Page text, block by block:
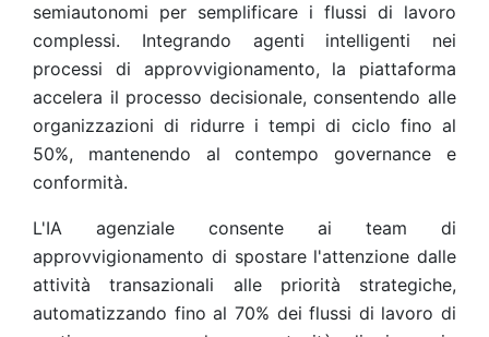
semiautonomi per semplificare i flussi di lavoro
complessi. Integrando agenti intelligenti nei
processi di approvvigionamento, la piattaforma
accelera il processo decisionale, consentendo alle
organizzazioni di ridurre i tempi di ciclo fino al
50%, mantenendo al contempo governance e
conformità.
L'IA agenziale consente ai team di
approvvigionamento di spostare l'attenzione dalle
attività transazionali alle priorità strategiche,
automatizzando fino al 70% dei flussi di lavoro di